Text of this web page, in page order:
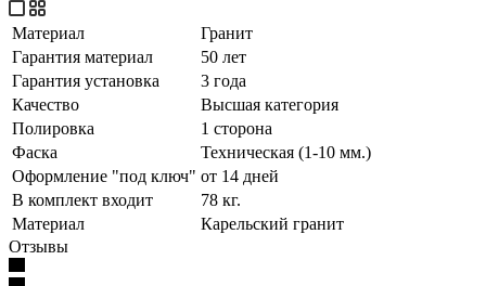
Материал
Гранит
Гарантия материал
50 лет
Гарантия установка
3 года
Качество
Высшая категория
Полировка
1 сторона
Фаска
Техническая (1-10 мм.)
Оформление "под ключ" от 14 дней
В комплект входит
78 кг.
Материал
Карельский гранит
Отзывы